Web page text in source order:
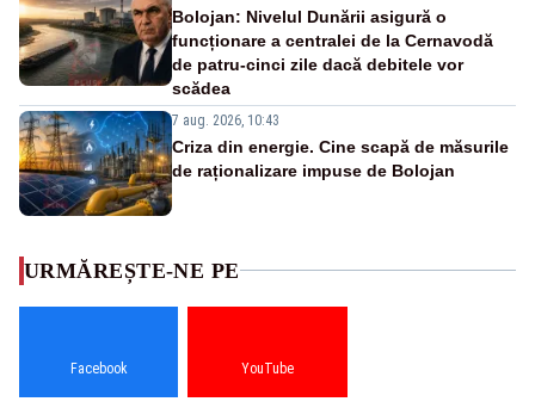
Bolojan: Nivelul Dunării asigură o
funcționare a centralei de la Cernavodă
de patru-cinci zile dacă debitele vor
scădea
7 aug. 2026, 10:43
Criza din energie. Cine scapă de măsurile
de raționalizare impuse de Bolojan
URMĂREȘTE-NE PE
Facebook YouTube